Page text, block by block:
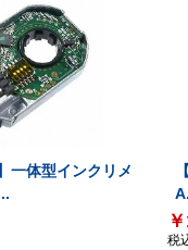
一体型インクリメ
税